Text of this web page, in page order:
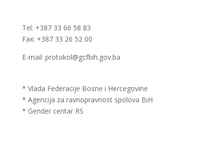
Tel: +387 33 66 58 83
Fax: +387 33 26 52 00
E-mail: protokol@gcfbih.gov.ba
* Vlada Federacije Bosne i Hercegovine
* Agencija za ravnopravnost spolova BiH
* Gender centar RS